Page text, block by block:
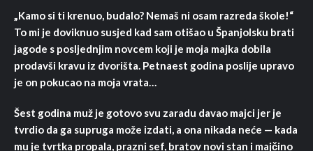
„Kamo si ti krenuo, budalo? Nemaš ni osam razreda škole!“
To mi je doviknuo susjed kad sam otišao u Španjolsku brati
jagode s posljednjim novcem koji je moja majka dobila
prodavši kravu iz dvorišta. Petnaest godina poslije upravo
je on pokucao na moja vrata…
Šest godina muž je gotovo svu zaradu davao majci jer je
tvrdio da ga supruga može izdati, a ona nikada neće — kada
mu je tvrtka propala, prazni sef, bratov novi stan i majčino